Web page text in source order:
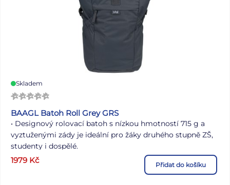
Skladem
BAAGL Batoh Roll Grey GRS
• Designový rolovací batoh s nízkou hmotností 715 g a
vyztuženými zády je ideální pro žáky druhého stupně ZŠ,
studenty i dospělé.
• Podpůrné pásy zajišťují pohodlné nošení i při těžším a
1979 Kč Přidat do košíku